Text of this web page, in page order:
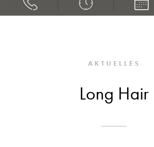
AKTUELLES
Long Hair